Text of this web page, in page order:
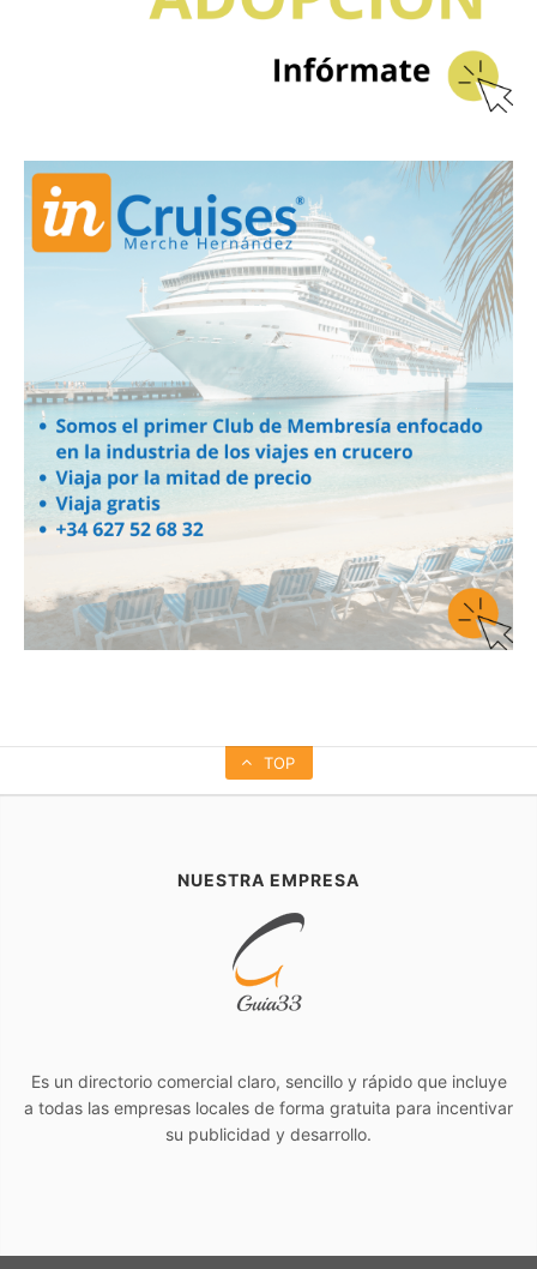
TOP
NUESTRA EMPRESA
Es un directorio comercial claro, sencillo y rápido que incluye
a todas las empresas locales de forma gratuita para incentivar
su publicidad y desarrollo.